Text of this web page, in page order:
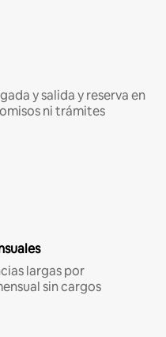
y salida y reserva en
ni trámites
largas por
sin cargos